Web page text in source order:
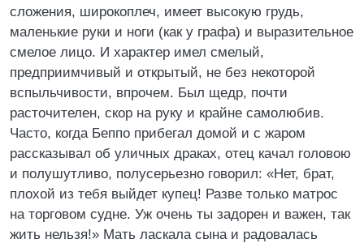
сложения, широкоплеч, имеет высокую грудь,
маленькие руки и ноги (как у графа) и выразительное
смелое лицо. И характер имел смелый,
предприимчивый и открытый, не без некоторой
вспыльчивости, впрочем. Был щедр, почти
расточителен, скор на руку и крайне самолюбив.
Часто, когда Беппо прибегал домой и с жаром
рассказывал об уличных драках, отец качал головою
и полушутливо, полусерьезно говорил: «Нет, брат,
плохой из тебя выйдет купец! Разве только матрос
на торговом судне. Уж очень ты задорен и важен, так
жить нельзя!» Мать ласкала сына и радовалась